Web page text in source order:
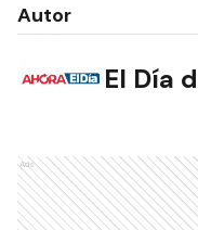
Autor
El Día
Ads